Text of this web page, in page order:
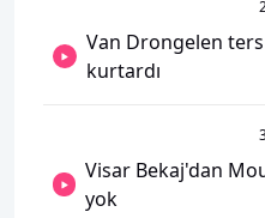
Van Drongelen
kurtardı
Visar Bekaj'dan
yok